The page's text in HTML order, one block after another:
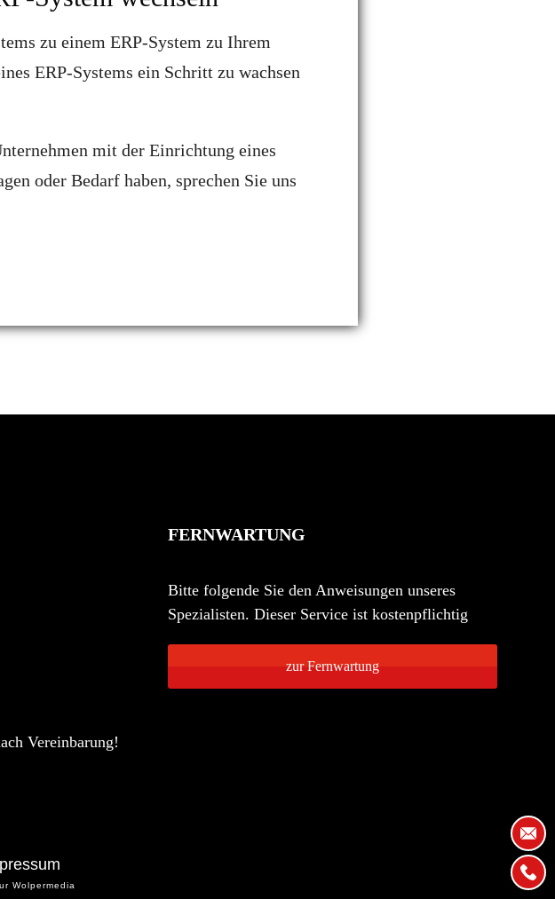
zu einem ERP-System zu Ihrem
ERP-Systems ein Schritt zu wachsen
mit der Einrichtung eines
oder Bedarf haben, sprechen Sie uns
Vereinbarung!
FERNWARTUNG
Bitte folgende Sie den Anweisungen unseres
Spezialisten. Dieser Service ist kostenpflichtig
zur Fernwartung
Wolpermedia